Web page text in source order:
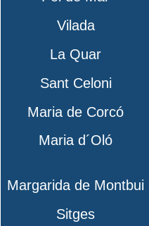
Vilada
La Quar
Sant Celoni
Maria de Corcó
Maria d´Oló
Margarida de Montbui
Sitges